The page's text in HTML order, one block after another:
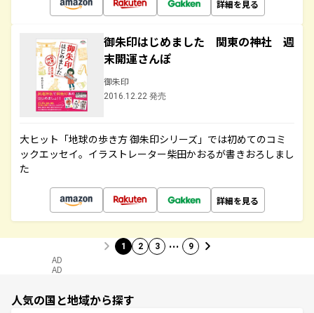
詳細を見る
御朱印はじめました 関東の神社 週
末開運さんぽ
御朱印
2016.12.22 発売
大ヒット「地球の歩き方 御朱印シリーズ」では初めてのコミ
ックエッセイ。イラストレーター柴田かおるが書きおろしまし
た
詳細を見る
1 2 3 … 9
AD
AD
人気の国と地域から探す